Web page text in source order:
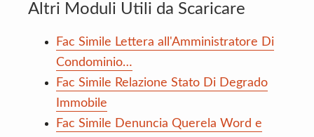
Altri Moduli Utili da Scaricare
Fac Simile Lettera all'Amministratore Di
Condominio…
Fac Simile Relazione Stato Di Degrado
Immobile
Fac Simile Denuncia Querela Word e